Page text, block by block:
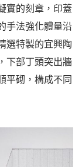
實的刻章，印蓋
手法強化體量沿
選特製的宜興陶
下部丁頭突出牆
平砌，構成不同